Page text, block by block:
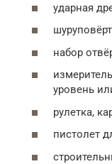
ударная
набор
уровень
рулетка,
пистолет